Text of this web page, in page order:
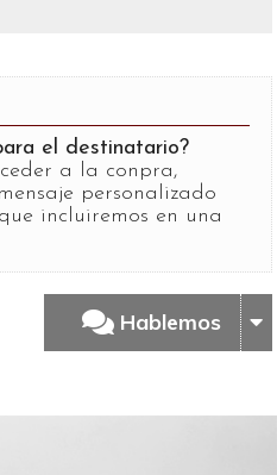
el destinatario?
a la conpra,
personalizado
incluiremos en una
Hablemos